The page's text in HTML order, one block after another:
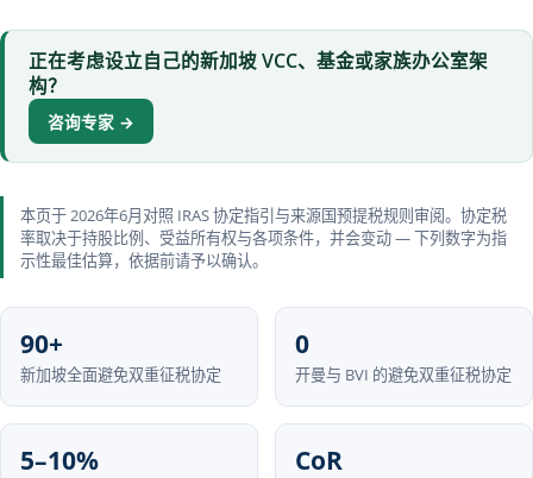
正在考虑设立自己的新加坡 VCC、基金或家族办公室架
构？
咨询专家 →
本页于 2026年6月对照 IRAS 协定指引与来源国预提税规则审阅。协定税
率取决于持股比例、受益所有权与各项条件，并会变动 — 下列数字为指
示性最佳估算，依据前请予以确认。
90+
新加坡全面避免双重征税协定
0
开曼与 BVI 的避免双重征税协定
5–10% CoR